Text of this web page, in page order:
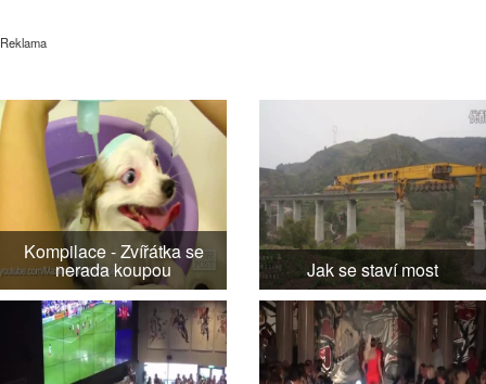
Reklama
Kompilace - Zvířátka se
nerada koupou Jak se staví most